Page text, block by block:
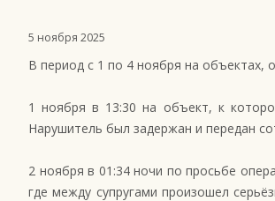
5 ноября 2025
В период с 1 по 4 ноября на объектах,
1 ноября в 13:30 на объект, к
Нарушитель был задержан и передан
2 ноября в 01:34 ночи по просьбе
где между супругами произошел